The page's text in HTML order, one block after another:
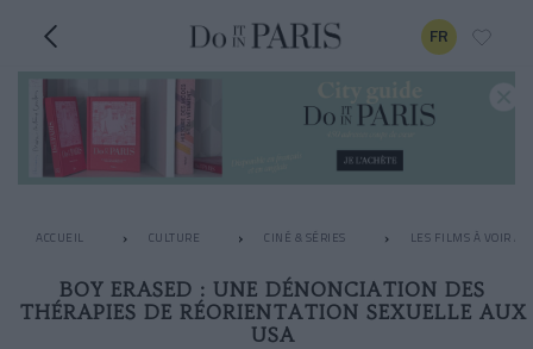
FR
ACCUEIL CULTURE CINÉ & SÉRIES LES FILMS À VOIR
BOY ERASED : UNE DÉNONCIATION DES
THÉRAPIES DE RÉORIENTATION SEXUELLE AUX
USA